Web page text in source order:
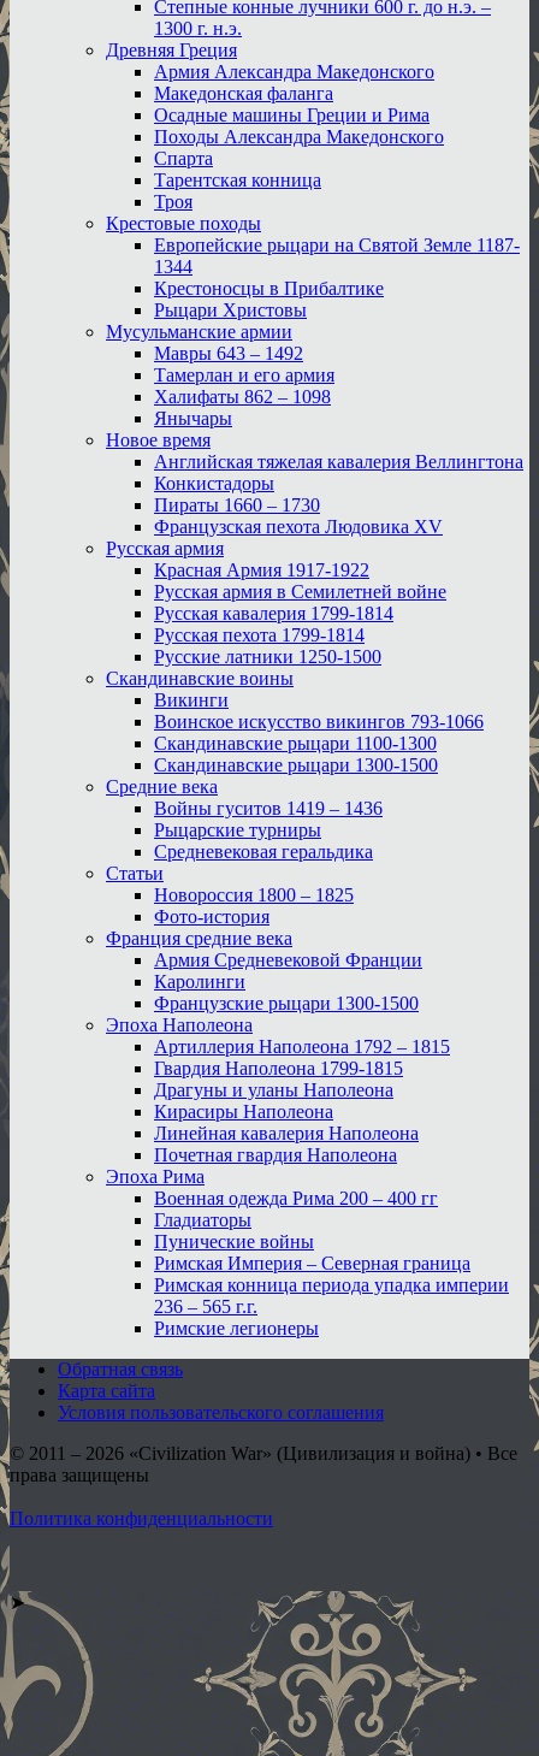
Степные конные лучники 600 г. до н.э. –
1300 г. н.э.
Древняя Греция
Армия Александра Македонского
Македонская фаланга
Осадные машины Греции и Рима
Походы Александра Македонского
Спарта
Тарентская конница
Троя
Крестовые походы
Европейские рыцари на Святой Земле 1187-
1344
Крестоносцы в Прибалтике
Рыцари Христовы
Мусульманские армии
Мавры 643 – 1492
Тамерлан и его армия
Халифаты 862 – 1098
Янычары
Новое время
Английская тяжелая кавалерия Веллингтона
Конкистадоры
Пираты 1660 – 1730
Французская пехота Людовика XV
Русская армия
Красная Армия 1917-1922
Русская армия в Семилетней войне
Русская кавалерия 1799-1814
Русская пехота 1799-1814
Русские латники 1250-1500
Скандинавские воины
Викинги
Воинское искусство викингов 793-1066
Скандинавские рыцари 1100-1300
Скандинавские рыцари 1300-1500
Средние века
Войны гуситов 1419 – 1436
Рыцарские турниры
Средневековая геральдика
Статьи
Новороссия 1800 – 1825
Фото-история
Франция средние века
Армия Средневековой Франции
Каролинги
Французские рыцари 1300-1500
Эпоха Наполеона
Артиллерия Наполеона 1792 – 1815
Гвардия Наполеона 1799-1815
Драгуны и уланы Наполеона
Кирасиры Наполеона
Линейная кавалерия Наполеона
Почетная гвардия Наполеона
Эпоха Рима
Военная одежда Рима 200 – 400 гг
Гладиаторы
Пунические войны
Римская Империя – Северная граница
Римская конница периода упадка империи
236 – 565 г.г.
Римские легионеры
Обратная связь
Карта сайта
Условия пользовательского соглашения
© 2011 – 2026 «Civilization War» (Цивилизация и война) • Все
права защищены
Политика конфиденциальности
➤